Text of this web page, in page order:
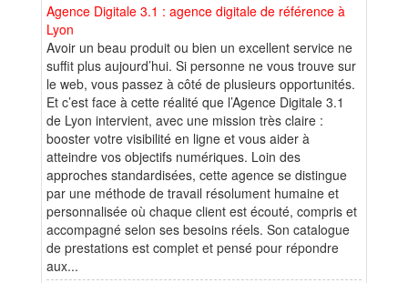
Agence Digitale 3.1 : agence digitale de référence à
Lyon
Avoir un beau produit ou bien un excellent service ne
suffit plus aujourd’hui. Si personne ne vous trouve sur
le web, vous passez à côté de plusieurs opportunités.
Et c’est face à cette réalité que l’Agence Digitale 3.1
de Lyon intervient, avec une mission très claire :
booster votre visibilité en ligne et vous aider à
atteindre vos objectifs numériques. Loin des
approches standardisées, cette agence se distingue
par une méthode de travail résolument humaine et
personnalisée où chaque client est écouté, compris et
accompagné selon ses besoins réels. Son catalogue
de prestations est complet et pensé pour répondre
aux...